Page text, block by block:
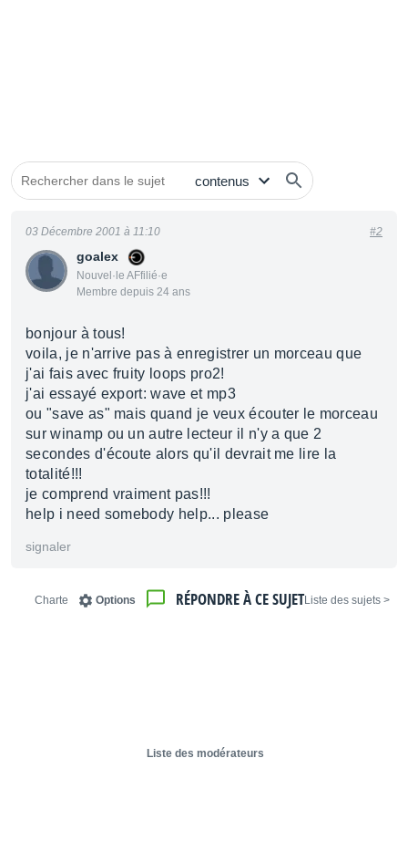
goalex
Nouvel·le AFfilié·e
Membre depuis 24 ans
03 Décembre 2001 à 11:10 #2
bonjour à tous!
voila, je n'arrive pas à enregistrer un morceau que
j'ai fais avec fruity loops pro2!
j'ai essayé export: wave et mp3
ou "save as" mais quand je veux écouter le morceau
sur winamp ou un autre lecteur il n'y a que 2
secondes d'écoute alors qu'il devrait me lire la
totalité!!!
je comprend vraiment pas!!!
help i need somebody help... please
signaler
< Liste des sujets
RÉPONDRE À CE SUJET
Options
Charte
Liste des modérateurs